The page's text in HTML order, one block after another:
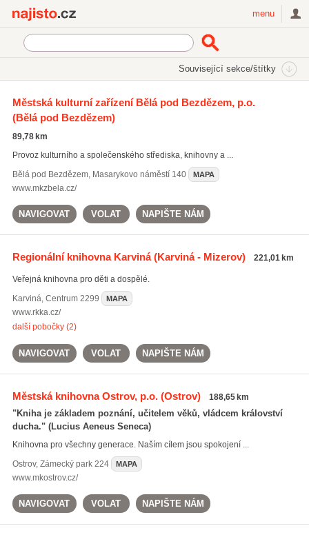
menu
Související sekce/štítky
Veřejné knihovny (382)
Vědecké a technické knihovny
Specializované knihovny
Všechny související sekce
Městská kulturní zařízení Bělá pod Bezdězem, p.o.
(Bělá pod Bezdězem)
89,78 km
Provoz kulturního a společenského střediska, knihovny a ...
Bělá pod Bezdězem, Masarykovo náměstí 140 MAPA
www.mkzbela.cz/
NAVIGOVAT VOLAT NAPIŠTE NÁM
Regionální knihovna Karviná(Karviná - Mizerov) 221,01 km
Veřejná knihovna pro děti a dospělé.
Karviná, Centrum 2299 MAPA
www.rkka.cz/
další pobočky (2)
NAVIGOVAT VOLAT NAPIŠTE NÁM
Městská knihovna Ostrov, p.o.(Ostrov) 188,65 km
"Kniha je základem poznání, učitelem věků, vládcem království
ducha." (Lucius Aeneus Seneca)
Knihovna pro všechny generace. Naším cílem jsou spokojení ...
Ostrov, Zámecký park 224 MAPA
www.mkostrov.cz/
NAVIGOVAT VOLAT NAPIŠTE NÁM